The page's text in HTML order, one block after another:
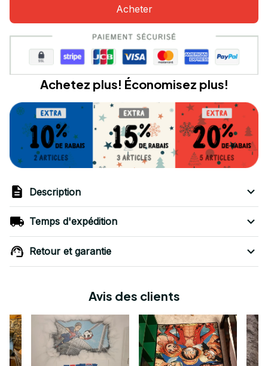
Acheter
Achetez plus! Économisez plus!
Description
Temps d'expédition
Retour et garantie
Avis des clients